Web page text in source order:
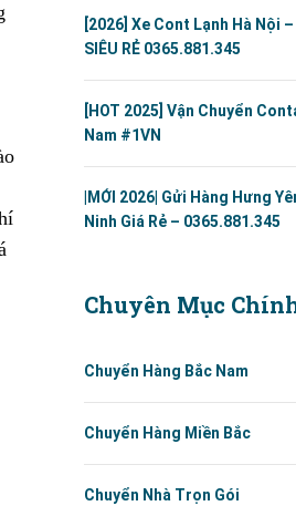
[2026] Xe Cont Lạnh Hà Nội
SIÊU RẺ 0365.881.345
[HOT 2025] Vận Chuyển
Nam #1VN
|MỚI 2026| Gửi Hàng Hưng
Ninh Giá Rẻ – 0365.881.345
Chuyên Mục
Chuyển Hàng Bắc Nam
Chuyển Hàng Miền Bắc
Chuyển Nhà Trọn Gói